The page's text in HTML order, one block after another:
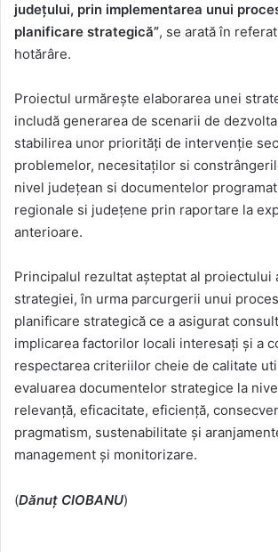
județului, prin implementarea unui
planificare strategică”, se arată în
hotărâre.
Proiectul urmărește elaborarea unei
includă generarea de scenarii de
stabilirea unor priorități de intervenție
problemelor, necesitaților si
nivel județean si documentelor
regionale si județene prin raportare la
anterioare.
Principalul rezultat așteptat al proiectului
strategiei, în urma parcurgerii unui
planificare strategică ce a asigurat
implicarea factorilor locali interesați şi a
respectarea criteriilor cheie de calitate
evaluarea documentelor strategice la
relevanță, eficacitate, eficiență,
pragmatism, sustenabilitate şi
management şi monitorizare.
(Dănuț CIOBANU)